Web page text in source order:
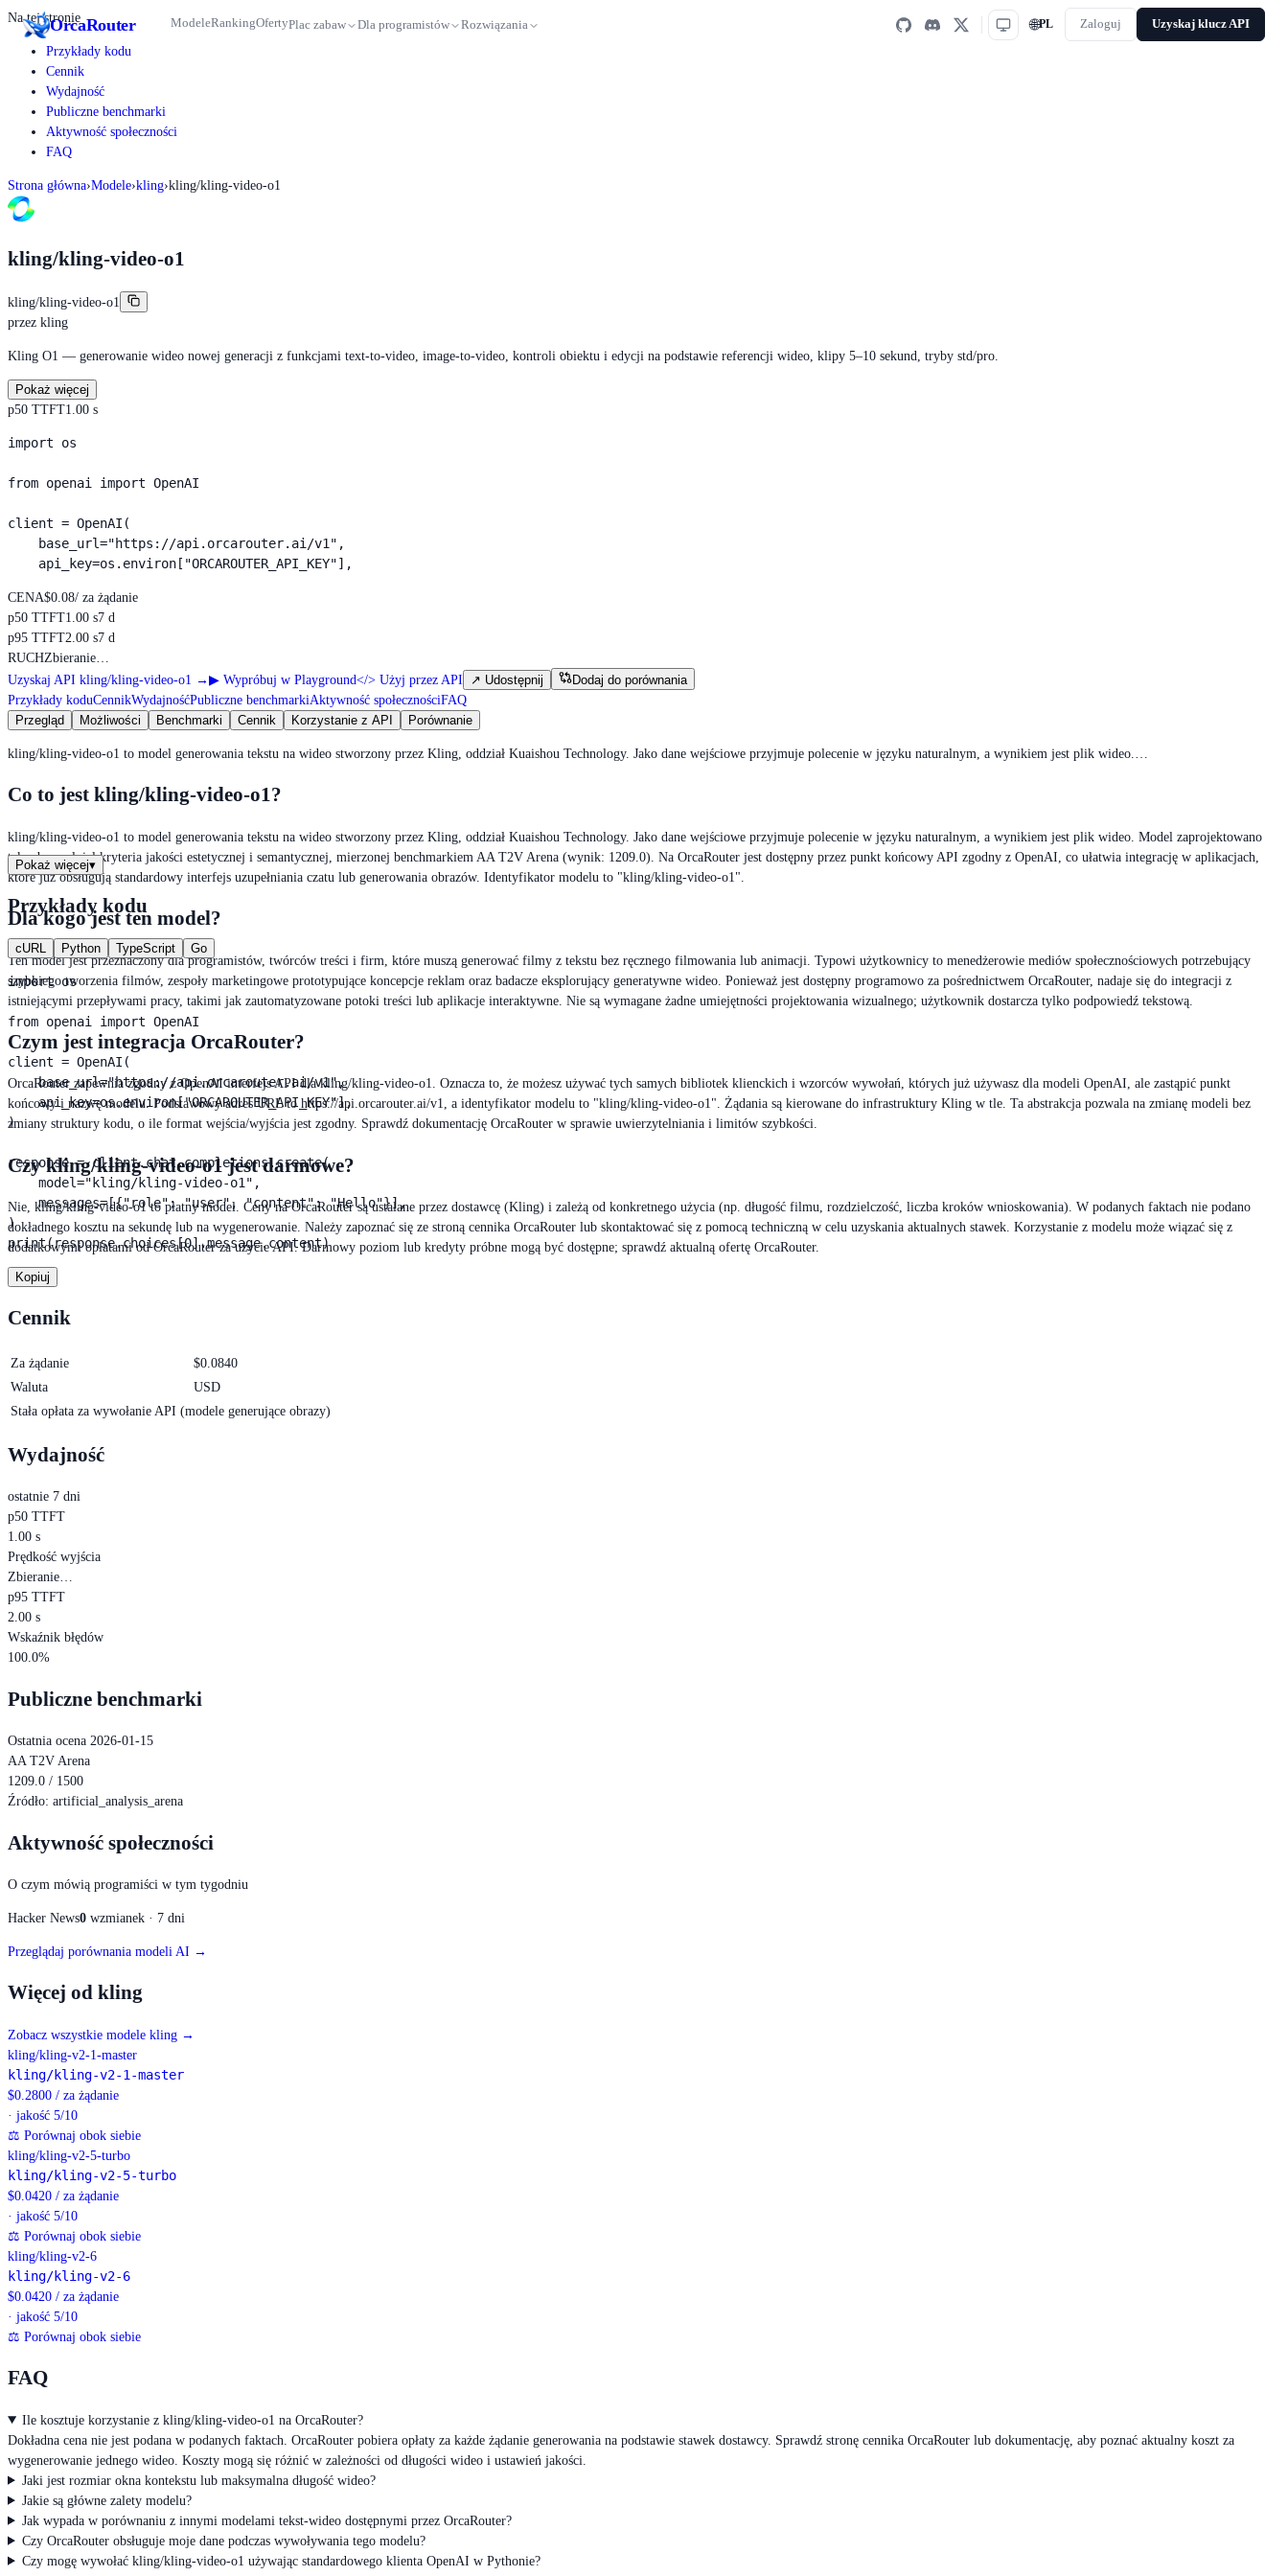
OrcaRouter ModeleRankingOfertyPlac zabaw Dla programistów Rozwiązania 🌐PL Zaloguj Uzyskaj klucz API
Na tej stronie
Przykłady kodu
Cennik
Wydajność
Publiczne benchmarki
Aktywność społeczności
FAQ
Strona główna›Modele›kling›kling/kling-video-o1
kling/kling-video-o1
kling/kling-video-o1
przez kling
Kling O1 — generowanie wideo nowej generacji z funkcjami text-to-video, image-to-video, kontroli obiektu i edycji na podstawie referencji wideo, klipy 5–10 sekund, tryby std/pro.
Pokaż więcej
p50 TTFT1.00 s
import os
from openai import OpenAI
client = OpenAI(
    base_url="https://api.orcarouter.ai/v1",
    api_key=os.environ["ORCAROUTER_API_KEY"],
CENA$0.08/ za żądanie
p50 TTFT1.00 s7 d
p95 TTFT2.00 s7 d
RUCHZbieranie…
Uzyskaj API kling/kling-video-o1 → ▶ Wypróbuj w Playground</> Użyj przez API ↗ Udostępnij
Dodaj do porównania
Przykłady koduCennikWydajnośćPubliczne benchmarkiAktywność społecznościFAQ
Przegląd
Możliwości Benchmarki Cennik Korzystanie z API Porównanie
kling/kling-video-o1 to model generowania tekstu na wideo stworzony przez Kling, oddział Kuaishou Technology. Jako dane wejściowe przyjmuje polecenie w języku naturalnym, a wynikiem jest plik wideo.…
Co to jest kling/kling-video-o1?
kling/kling-video-o1 to model generowania tekstu na wideo stworzony przez Kling, oddział Kuaishou Technology. Jako dane wejściowe przyjmuje polecenie w języku naturalnym, a wynikiem jest plik wideo. Model zaprojektowano
tak, aby spełniał kryteria jakości estetycznej i semantycznej, mierzonej benchmarkiem AA T2V Arena (wynik: 1209.0). Na OrcaRouter jest dostępny przez punkt końcowy API zgodny z OpenAI, co ułatwia integrację w aplikacjach,
które już obsługują standardowy interfejs uzupełniania czatu lub generowania obrazów. Identyfikator modelu to "kling/kling-video-o1".
Dla kogo jest ten model?
Ten model jest przeznaczony dla programistów, twórców treści i firm, które muszą generować filmy z tekstu bez ręcznego filmowania lub animacji. Typowi użytkownicy to menedżerowie mediów społecznościowych potrzebujący
szybkiego tworzenia filmów, zespoły marketingowe prototypujące koncepcje reklam oraz badacze eksplorujący generatywne wideo. Ponieważ jest dostępny programowo za pośrednictwem OrcaRouter, nadaje się do integracji z
istniejącymi przepływami pracy, takimi jak zautomatyzowane potoki treści lub aplikacje interaktywne. Nie są wymagane żadne umiejętności projektowania wizualnego; użytkownik dostarcza tylko podpowiedź tekstową.
Czym jest integracja OrcaRouter?
OrcaRouter zapewnia zgodny z OpenAI interfejs API dla kling/kling-video-o1. Oznacza to, że możesz używać tych samych bibliotek klienckich i wzorców wywołań, których już używasz dla modeli OpenAI, ale zastąpić punkt
końcowy i nazwę modelu. Podstawowy adres URL to https://api.orcarouter.ai/v1, a identyfikator modelu to "kling/kling-video-o1". Żądania są kierowane do infrastruktury Kling w tle. Ta abstrakcja pozwala na zmianę modeli bez
zmiany struktury kodu, o ile format wejścia/wyjścia jest zgodny. Sprawdź dokumentację OrcaRouter w sprawie uwierzytelniania i limitów szybkości.
Czy kling/kling-video-o1 jest darmowe?
Nie, kling/kling-video-o1 to płatny model. Ceny na OrcaRouter są ustalane przez dostawcę (Kling) i zależą od konkretnego użycia (np. długość filmu, rozdzielczość, liczba kroków wnioskowania). W podanych faktach nie podano
dokładnego kosztu na sekundę lub na wygenerowanie. Należy zapoznać się ze stroną cennika OrcaRouter lub skontaktować się z pomocą techniczną w celu uzyskania aktualnych stawek. Korzystanie z modelu może wiązać się z
dodatkowymi opłatami od OrcaRouter za użycie API. Darmowy poziom lub kredyty próbne mogą być dostępne; sprawdź aktualną ofertę OrcaRouter.
Pokaż więcej▾
Przykłady kodu
cURL Python TypeScript Go
import os
from openai import OpenAI
client = OpenAI(
    base_url="https://api.orcarouter.ai/v1",
    api_key=os.environ["ORCAROUTER_API_KEY"],
)
response = client.chat.completions.create(
    model="kling/kling-video-o1",
    messages=[{"role": "user", "content": "Hello"}],
)
print(response.choices[0].message.content)
Kopiuj
Cennik
Za żądanie $0.0840
Waluta
USD
Stała opłata za wywołanie API (modele generujące obrazy)
Wydajność
ostatnie 7 dni
p50 TTFT
1.00 s
Prędkość wyjścia
Zbieranie…
p95 TTFT
2.00 s
Wskaźnik błędów
100.0%
Publiczne benchmarki
Ostatnia ocena 2026-01-15
AA T2V Arena
1209.0 / 1500
Źródło: artificial_analysis_arena
Aktywność społeczności
O czym mówią programiści w tym tygodniu
Hacker News0 wzmianek · 7 dni
Przeglądaj porównania modeli AI →
Więcej od kling
Zobacz wszystkie modele kling →
kling/kling-v2-1-master
kling/kling-v2-1-master
$0.2800 / za żądanie
· jakość 5/10
⚖ Porównaj obok siebie
kling/kling-v2-5-turbo
kling/kling-v2-5-turbo
$0.0420 / za żądanie
· jakość 5/10
⚖ Porównaj obok siebie
kling/kling-v2-6
kling/kling-v2-6
$0.0420 / za żądanie
· jakość 5/10
⚖ Porównaj obok siebie
FAQ
Ile kosztuje korzystanie z kling/kling-video-o1 na OrcaRouter?
Dokładna cena nie jest podana w podanych faktach. OrcaRouter pobiera opłaty za każde żądanie generowania na podstawie stawek dostawcy. Sprawdź stronę cennika OrcaRouter lub dokumentację, aby poznać aktualny koszt za
wygenerowanie jednego wideo. Koszty mogą się różnić w zależności od długości wideo i ustawień jakości.
Jaki jest rozmiar okna kontekstu lub maksymalna długość wideo?
Jakie są główne zalety modelu?
Jak wypada w porównaniu z innymi modelami tekst-wideo dostępnymi przez OrcaRouter?
Czy OrcaRouter obsługuje moje dane podczas wywoływania tego modelu?
Czy mogę wywołać kling/kling-video-o1 używając standardowego klienta OpenAI w Pythonie?